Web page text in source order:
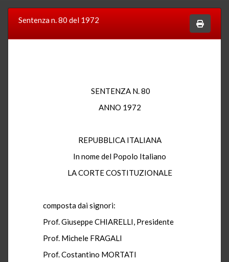
Sentenza n. 80 del 1972
SENTENZA N. 80
ANNO 1972
REPUBBLICA ITALIANA
In nome del Popolo Italiano
LA CORTE COSTITUZIONALE
composta dai signori:
Prof. Giuseppe CHIARELLI, Presidente
Prof. Michele FRAGALI
Prof. Costantino MORTATI